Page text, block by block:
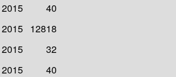
40
12818
32
40